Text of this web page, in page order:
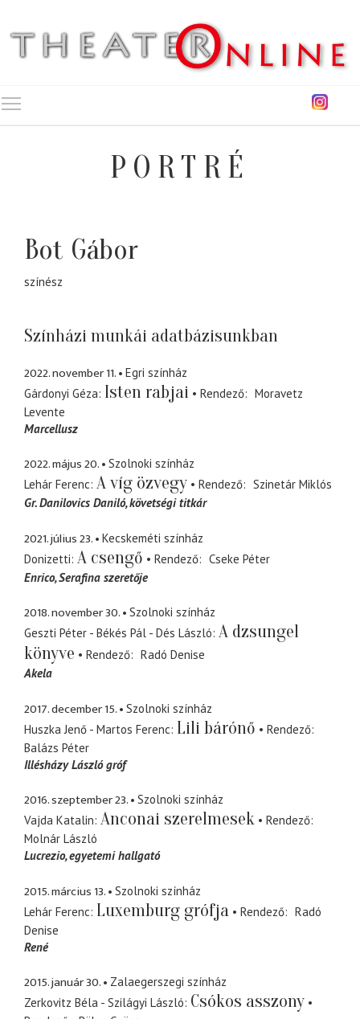
PORTRÉ
Bot Gábor
színész
Színházi munkái adatbázisunkban
2022. november 11.
Egri színház
Gárdonyi Géza Isten rabjai Rendező
Moravetz
Levente
Marcellusz
2022. május 20.
Szolnoki színház
Lehár Ferenc A víg özvegy Rendező
Szinetár Miklós
Gr. Danilovics Daniló követségi titkár
2021. július 23.
Kecskeméti színház
Donizetti A csengő Rendező
Cseke Péter
Enrico Serafina szeretője
2018. november 30.
Szolnoki színház
Geszti Péter - Békés Pál - Dés László A dzsungel
könyve
Rendező
Radó Denise
Akela
2017. december 15.
Szolnoki színház
Huszka Jenő - Martos Ferenc Lili bárónő
Rendező
Balázs Péter
Illésházy László gróf
2016. szeptember 23.
Szolnoki színház
Vajda Katalin Anconai szerelmesek
Rendező
Molnár László
Lucrezio egyetemi hallgató
2015. március 13.
Szolnoki színház
Lehár Ferenc Luxemburg grófja Rendező
Radó
Denise
René
2015. január 30.
Zalaegerszegi színház
Zerkovitz Béla - Szilágyi László Csókos asszony